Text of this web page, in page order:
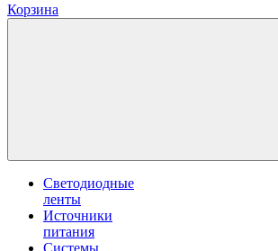
Корзина
Светодиодные
ленты
Источники
питания
Системы